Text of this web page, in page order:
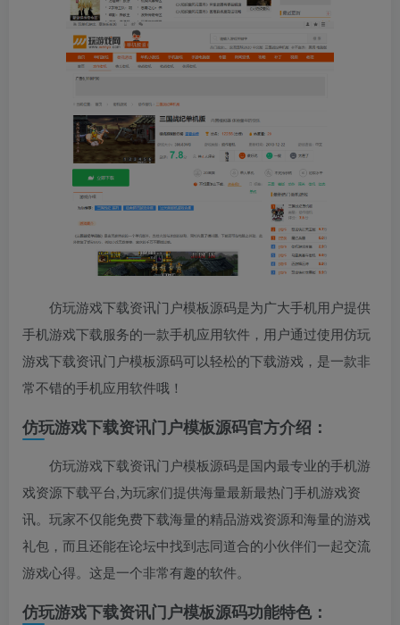
仿玩游戏下载资讯门户模板源码是为广大手机用户提供
手机游戏下载服务的一款手机应用软件，用户通过使用仿玩
游戏下载资讯门户模板源码可以轻松的下载游戏，是一款非
常不错的手机应用软件哦！
仿玩游戏下载资讯门户模板源码官方介绍：
仿玩游戏下载资讯门户模板源码是国内最专业的手机游
戏资源下载平台,为玩家们提供海量最新最热门手机游戏资
讯。玩家不仅能免费下载海量的精品游戏资源和海量的游戏
礼包，而且还能在论坛中找到志同道合的小伙伴们一起交流
游戏心得。这是一个非常有趣的软件。
仿玩游戏下载资讯门户模板源码功能特色：